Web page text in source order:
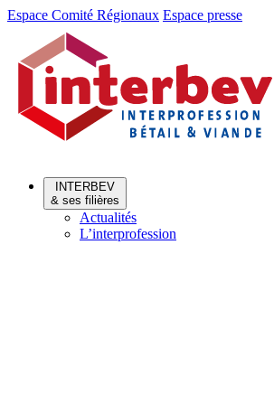
Aller
Aller
contenu
Espace Comité Régionaux Espace presse
INTERBEV
& ses filières
Actualités
L’interprofession